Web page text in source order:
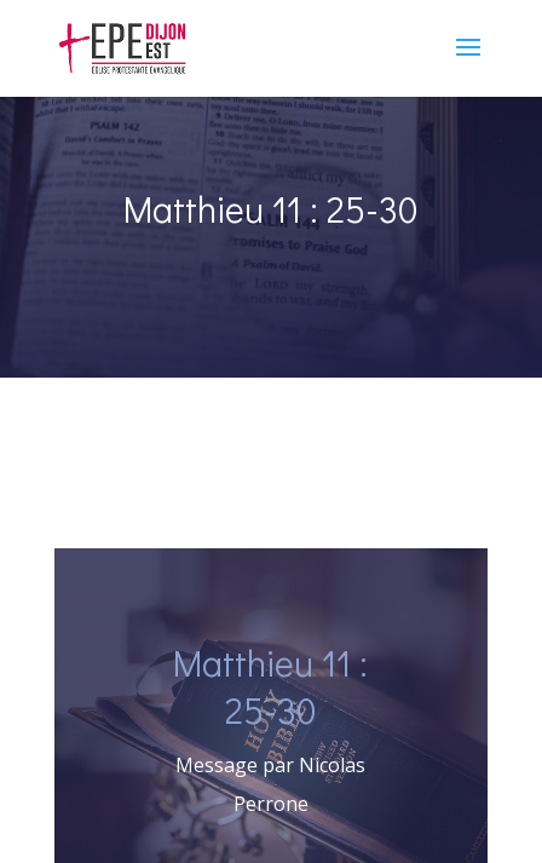
Matthieu 11 : 25-30
Matthieu 11 :
25-30
Message par Nicolas
Perrone